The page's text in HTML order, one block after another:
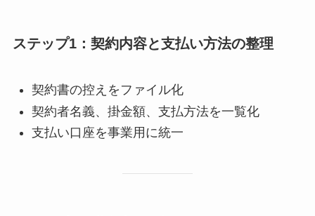
ステップ1：契約内容と支払い方法の整理
契約書の控えをファイル化
契約者名義、掛金額、支払方法を一覧化
支払い口座を事業用に統一